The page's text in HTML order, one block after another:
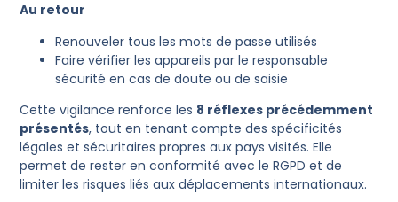
Au retour
Renouveler tous les mots de passe utilisés
Faire vérifier les appareils par le responsable
sécurité en cas de doute ou de saisie
Cette vigilance renforce les 8 réflexes précédemment
présentés, tout en tenant compte des spécificités
légales et sécuritaires propres aux pays visités. Elle
permet de rester en conformité avec le RGPD et de
limiter les risques liés aux déplacements internationaux.